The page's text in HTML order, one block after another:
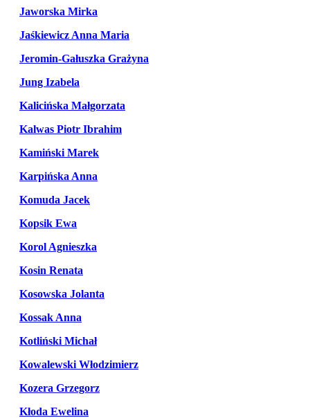
Jaworska Mirka
Jaśkiewicz Anna Maria
Jeromin-Gałuszka Grażyna
Jung Izabela
Kalicińska Małgorzata
Kalwas Piotr Ibrahim
Kamiński Marek
Karpińska Anna
Komuda Jacek
Kopsik Ewa
Korol Agnieszka
Kosin Renata
Kosowska Jolanta
Kossak Anna
Kotliński Michał
Kowalewski Włodzimierz
Kozera Grzegorz
Kłoda Ewelina